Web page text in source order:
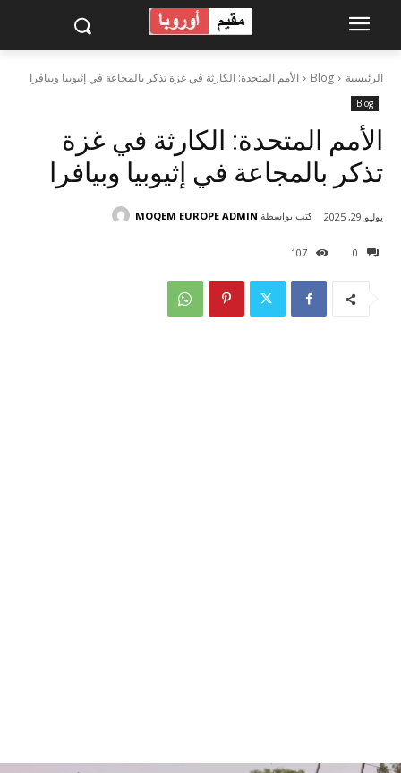
الرئيسية Blog الأمم المتحدة: الكارثة في غزة تذكر بالمجاعة في إثيوبيا وبيافرا
Blog
الأمم المتحدة: الكارثة في غزة
تذكر بالمجاعة في إثيوبيا وبيافرا
0
107
يوليو 29, 2025 كتب بواسطة MOQEM EUROPE ADMIN